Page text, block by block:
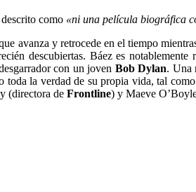
descrito como «ni una película biográfica
avanza y retrocede en el tiempo
descubiertas. Báez es notablemente
con un joven Bob Dylan. Una
la verdad de su propia vida, tal
(directora de Frontline) y Maeve